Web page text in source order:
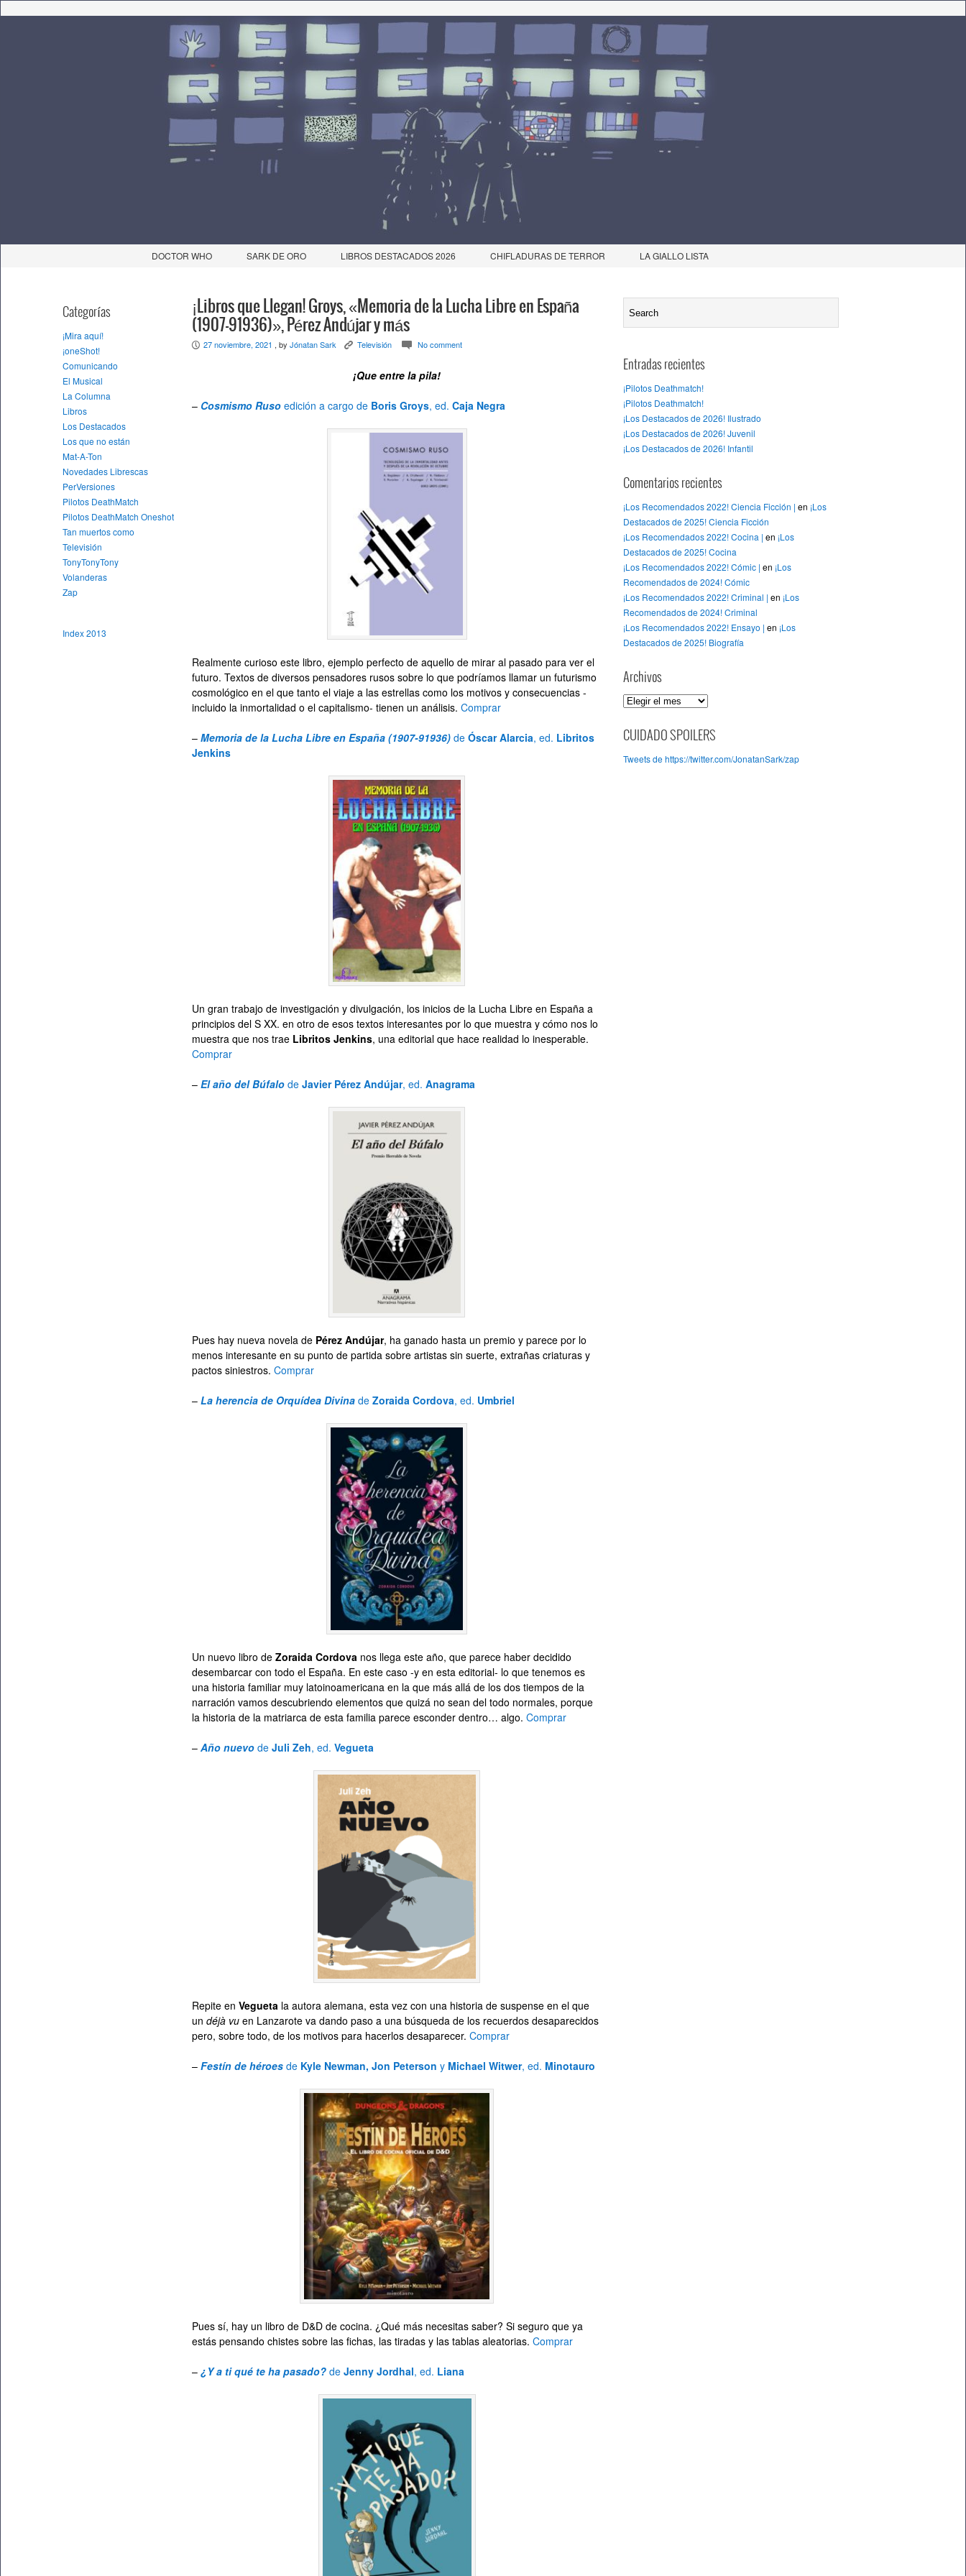
DOCTOR WHO SARK DE ORO LIBROS DESTACADOS 2026 CHIFLADURAS DE TERROR LA GIALLO LISTA
Categorías
¡Mira aquí!
¡oneShot!
Comunicando
El Musical
La Columna
Libros
Los Destacados
Los que no están
Mat-A-Ton
Novedades Librescas
PerVersiones
Pilotos DeathMatch
Pilotos DeathMatch Oneshot
Tan muertos como
Televisión
TonyTonyTony
Volanderas
Zap
Index 2013
¡Libros que Llegan! Groys, «Memoria de la Lucha Libre en España
(1907-91936)», Pérez Andújar y más
P 27 noviembre, 2021 , by Jónatan Sark K Televisión c No comment
¡Que entre la pila!
– Cosmismo Ruso edición a cargo de Boris Groys, ed. Caja Negra
Realmente curioso este libro, ejemplo perfecto de aquello de mirar al pasado para ver el
futuro. Textos de diversos pensadores rusos sobre lo que podríamos llamar un futurismo
cosmológico en el que tanto el viaje a las estrellas como los motivos y consecuencias -
incluido la inmortalidad o el capitalismo- tienen un análisis. Comprar
– Memoria de la Lucha Libre en España (1907-91936) de Óscar Alarcia, ed. Libritos
Jenkins
Un gran trabajo de investigación y divulgación, los inicios de la Lucha Libre en España a
principios del S XX. en otro de esos textos interesantes por lo que muestra y cómo nos lo
muestra que nos trae Libritos Jenkins, una editorial que hace realidad lo inesperable.
Comprar
– El año del Búfalo de Javier Pérez Andújar, ed. Anagrama
Pues hay nueva novela de Pérez Andújar, ha ganado hasta un premio y parece por lo
menos interesante en su punto de partida sobre artistas sin suerte, extrañas criaturas y
pactos siniestros. Comprar
– La herencia de Orquídea Divina de Zoraida Cordova, ed. Umbriel
Un nuevo libro de Zoraida Cordova nos llega este año, que parece haber decidido
desembarcar con todo el España. En este caso -y en esta editorial- lo que tenemos es
una historia familiar muy latoinoamericana en la que más allá de los dos tiempos de la
narración vamos descubriendo elementos que quizá no sean del todo normales, porque
la historia de la matriarca de esta familia parece esconder dentro… algo. Comprar
– Año nuevo de Juli Zeh, ed. Vegueta
Repite en Vegueta la autora alemana, esta vez con una historia de suspense en el que
un déjà vu en Lanzarote va dando paso a una búsqueda de los recuerdos desaparecidos
pero, sobre todo, de los motivos para hacerlos desaparecer. Comprar
– Festín de héroes de Kyle Newman, Jon Peterson y Michael Witwer, ed. Minotauro
Pues sí, hay un libro de D&D de cocina. ¿Qué más necesitas saber? Si seguro que ya
estás pensando chistes sobre las fichas, las tiradas y las tablas aleatorias. Comprar
– ¿Y a ti qué te ha pasado? de Jenny Jordhal, ed. Liana
Entradas recientes
¡Pilotos Deathmatch!
¡Pilotos Deathmatch!
¡Los Destacados de 2026! Ilustrado
¡Los Destacados de 2026! Juvenil
¡Los Destacados de 2026! Infantil
Comentarios recientes
¡Los Recomendados 2022! Ciencia Ficción | en ¡Los
Destacados de 2025! Ciencia Ficción
¡Los Recomendados 2022! Cocina | en ¡Los
Destacados de 2025! Cocina
¡Los Recomendados 2022! Cómic | en ¡Los
Recomendados de 2024! Cómic
¡Los Recomendados 2022! Criminal | en ¡Los
Recomendados de 2024! Criminal
¡Los Recomendados 2022! Ensayo | en ¡Los
Destacados de 2025! Biografía
Archivos
A
c
i
CUIDADO SPOILERS
Tweets de https://twitter.com/JonatanSark/zap